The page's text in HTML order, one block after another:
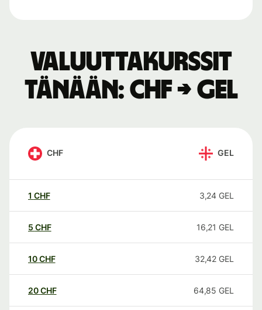
Valuuttakurssit
tänään: CHF → GEL
CHF GEL
1 CHF 3,24 GEL
5 CHF 16,21 GEL
10CHF 32,42 GEL
20CHF 64,85 GEL